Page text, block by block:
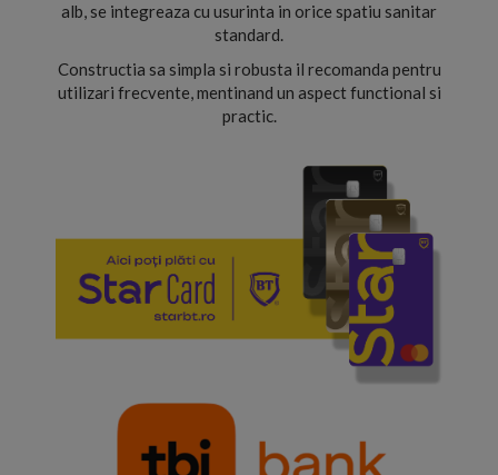
alb, se integreaza cu usurinta in orice spatiu sanitar
standard.
Constructia sa simpla si robusta il recomanda pentru
utilizari frecvente, mentinand un aspect functional si
practic.